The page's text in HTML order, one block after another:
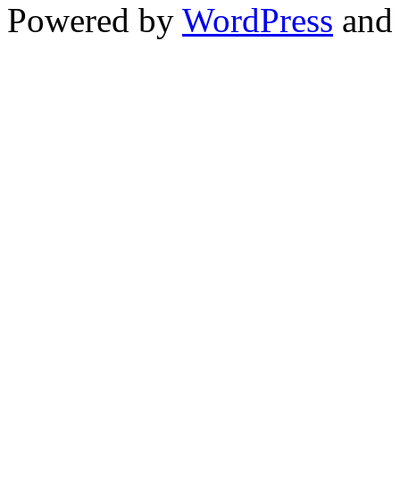
Powered by WordPress